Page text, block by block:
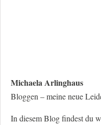
Michaela Arlinghaus
Bloggen – meine neue
In diesem Blog findest du